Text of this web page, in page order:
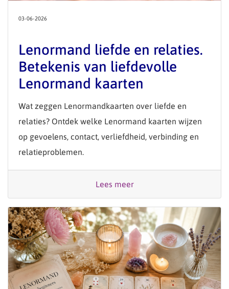
03-06-2026
Lenormand liefde en relaties.
Betekenis van liefdevolle
Lenormand kaarten
Wat zeggen Lenormandkaarten over liefde en
relaties? Ontdek welke Lenormand kaarten wijzen
op gevoelens, contact, verliefdheid, verbinding en
relatieproblemen.
Lees meer